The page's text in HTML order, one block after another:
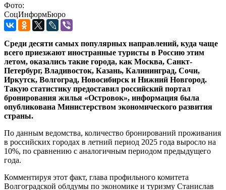
Фото:
СоцИнформБюро
Среди десяти самых популярных направлений, куда чаще
всего приезжают иностранные туристы в Россию этим
летом, оказались такие города, как Москва, Санкт-
Петербург, Владивосток, Казань, Калининград, Сочи,
Иркутск, Волгоград, Новосибирск и Нижний Новгород.
Такую статистику предоставил российский портал
бронирования жилья «Островок», информация была
опубликована Министерством экономического развития
страны.
По данным ведомства, количество бронирований проживания
в российских городах в летний период 2025 года выросло на
10%, по сравнению с аналогичным периодом предыдущего
года.
Комментируя этот факт, глава профильного комитета
Волгоградской облдумы по экономике и туризму Станислав